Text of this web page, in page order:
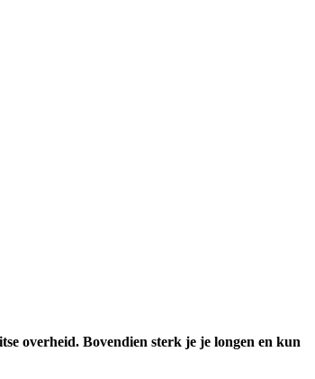
overheid. Bovendien sterk je je longen en kun